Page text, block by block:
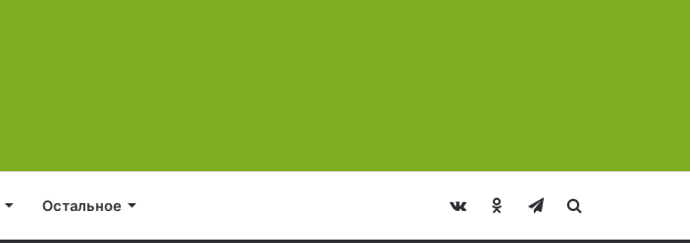
Остальное Telegram
Odnoklassniki
vk.com